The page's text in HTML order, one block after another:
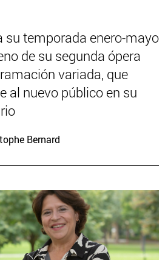
su temporada enero-mayo
de su segunda ópera
variada, que
al nuevo público en su
Bernard